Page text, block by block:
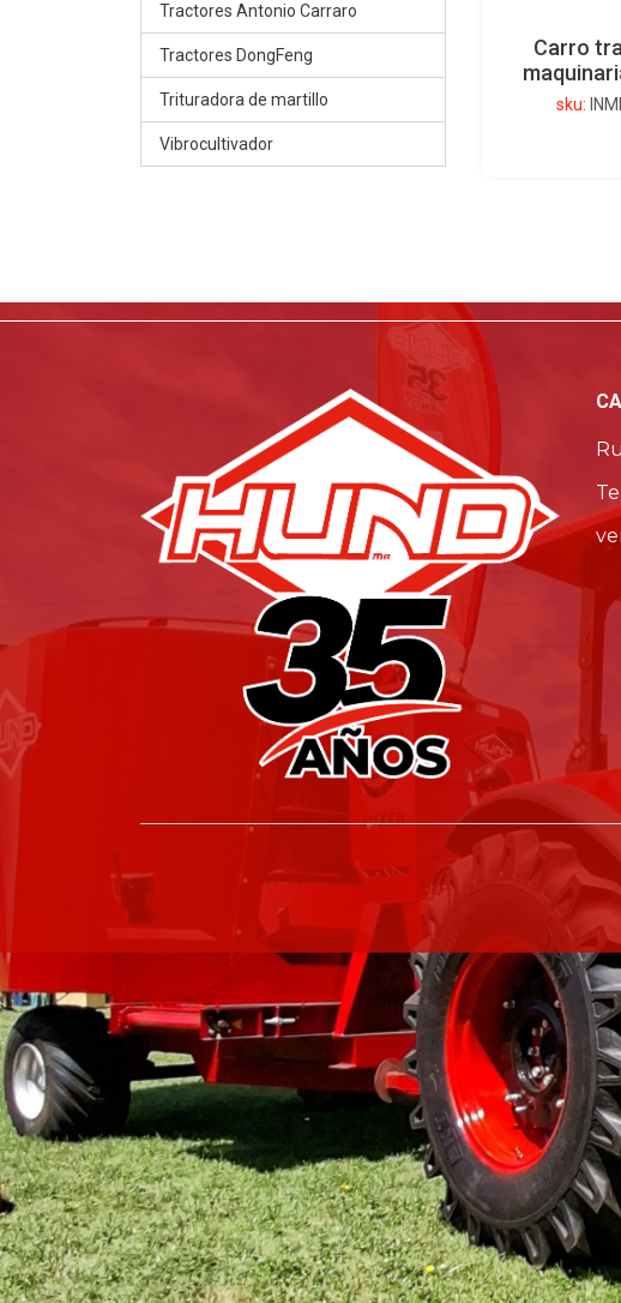
Tractores Antonio Carraro
Tractores DongFeng
Trituradora de martillo
Vibrocultivador
Carro
sku: